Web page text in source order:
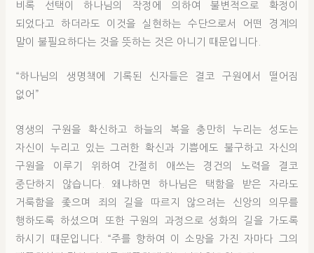
비록 선택이 하나님의 작정에 의하여 불변적으로 확정이
되었다고 하더라도 이것을 실현하는 수단으로서 어떤 경계의
말이 불필요하다는 것을 뜻하는 것은 아니기 때문입니다.
“하나님의 생명책에 기록된 신자들은 결코 구원에서 떨어짐
없어”
영생의 구원을 확신하고 하늘의 복을 충만히 누리는 성도는
자신이 누리고 있는 그러한 확신과 기쁨에도 불구하고 자신의
구원을 이루기 위하여 간절히 애쓰는 경건의 노력을 결코
중단하지 않습니다. 왜냐하면 하나님은 택함을 받은 자라도
거룩함을 좇으며 죄의 길을 따르지 않으려는 신앙의 의무를
행하도록 하셨으며 또한 구원의 과정으로 성화의 길을 가도록
하시기 때문입니다. “주를 향하여 이 소망을 가진 자마다 그의